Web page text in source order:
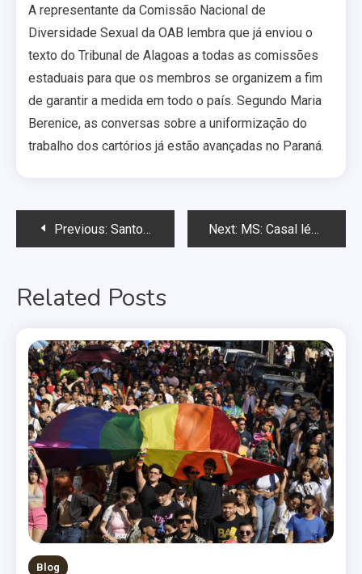
A representante da Comissão Nacional de
Diversidade Sexual da OAB lembra que já enviou o
texto do Tribunal de Alagoas a todas as comissões
estaduais para que os membros se organizem a fim
de garantir a medida em todo o país. Segundo Maria
Berenice, as conversas sobre a uniformização do
trabalho dos cartórios já estão avançadas no Paraná.
Navegação
Post
Previous: Santo André lança campanha de combate à homofobia Next: MS: Casal lésbico é agredido após dar fora em rapaz
Related Posts
Blog